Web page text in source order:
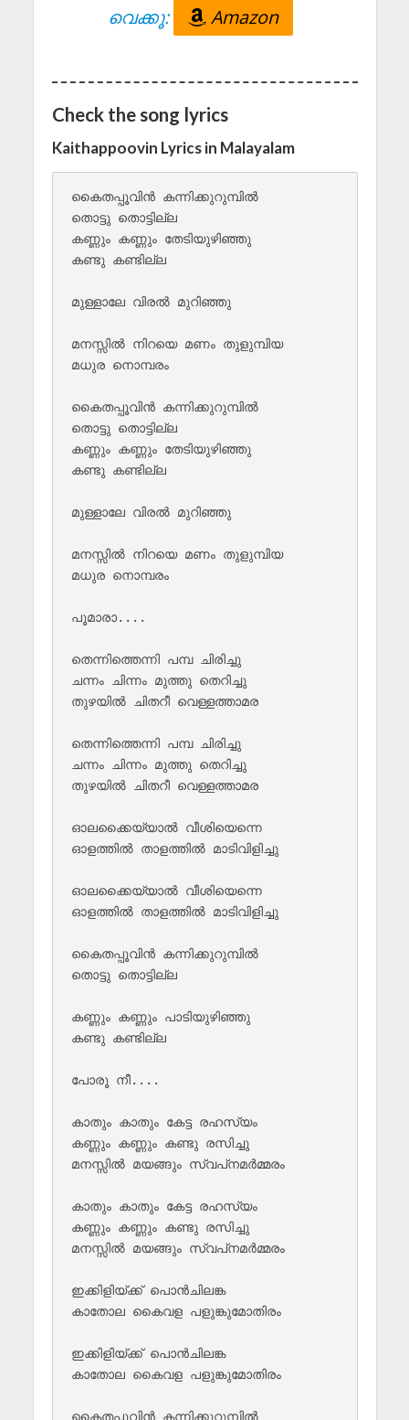
വെക്കൂ:
Amazon
Check the song lyrics
Kaithappoovin Lyrics in Malayalam
കൈതപ്പൂവിന്‍ കന്നിക്കുറുമ്പില്‍
തൊട്ടു തൊട്ടില്ല
കണ്ണും കണ്ണും തേടിയുഴിഞ്ഞു
കണ്ടു കണ്ടില്ല
മുള്ളാലേ വിരല്‍ മുറിഞ്ഞു
മനസ്സില്‍ നിറയെ മണം തുളുമ്പിയ
മധുര നൊമ്പരം
കൈതപ്പൂവിന്‍ കന്നിക്കുറുമ്പില്‍
തൊട്ടു തൊട്ടില്ല
കണ്ണും കണ്ണും തേടിയുഴിഞ്ഞു
കണ്ടു കണ്ടില്ല
മുള്ളാലേ വിരല്‍ മുറിഞ്ഞു
മനസ്സില്‍ നിറയെ മണം തുളുമ്പിയ
മധുര നൊമ്പരം
പൂമാരാ....
തെന്നിത്തെന്നി പമ്പ ചിരിച്ചു
ചന്നം ചിന്നം മുത്തു തെറിച്ചു
തുഴയില്‍ ചിതറീ വെള്ളത്താമര
തെന്നിത്തെന്നി പമ്പ ചിരിച്ചു
ചന്നം ചിന്നം മുത്തു തെറിച്ചു
തുഴയില്‍ ചിതറീ വെള്ളത്താമര
ഓലക്കൈയ്യാല്‍ വീശിയെന്നെ
ഓളത്തില്‍ താളത്തില്‍ മാടിവിളിച്ചു
ഓലക്കൈയ്യാല്‍ വീശിയെന്നെ
ഓളത്തില്‍ താളത്തില്‍ മാടിവിളിച്ചു
കൈതപ്പൂവിന്‍ കന്നിക്കുറുമ്പില്‍
തൊട്ടു തൊട്ടില്ല
കണ്ണും കണ്ണും പാടിയുഴിഞ്ഞു
കണ്ടു കണ്ടില്ല
പോരൂ നീ....
കാതും കാതും കേട്ട രഹസ്യം
കണ്ണും കണ്ണും കണ്ടു രസിച്ചു
മനസ്സില്‍ മയങ്ങും സ്വപ്‌നമര്‍മ്മരം
കാതും കാതും കേട്ട രഹസ്യം
കണ്ണും കണ്ണും കണ്ടു രസിച്ചു
മനസ്സില്‍ മയങ്ങും സ്വപ്‌നമര്‍മ്മരം
ഇക്കിളിയ്‌ക്ക് പൊന്‍‌ചിലങ്ക
കാതോല കൈവള പളുങ്കുമോതിരം
ഇക്കിളിയ്‌ക്ക് പൊന്‍‌ചിലങ്ക
കാതോല കൈവള പളുങ്കുമോതിരം
കൈതപ്പൂവിന്‍ കന്നിക്കുറുമ്പില്‍